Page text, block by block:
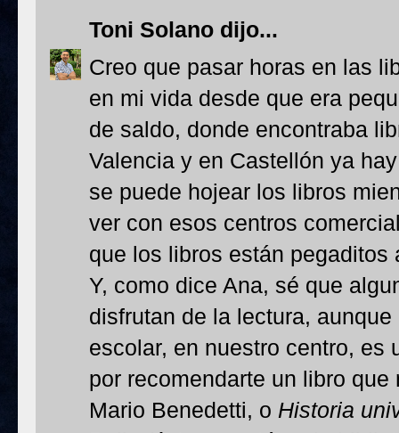
Toni Solano dijo...
Creo que pasar horas en las
en mi vida desde que era
de saldo, donde encontraba
Valencia y en Castellón ya
se puede hojear los libros
ver con esos centros
que los libros están pegaditos
Y, como dice Ana, sé que
disfrutan de la lectura,
escolar, en nuestro centro, es
por recomendarte un libro
Mario Benedetti, o Historia